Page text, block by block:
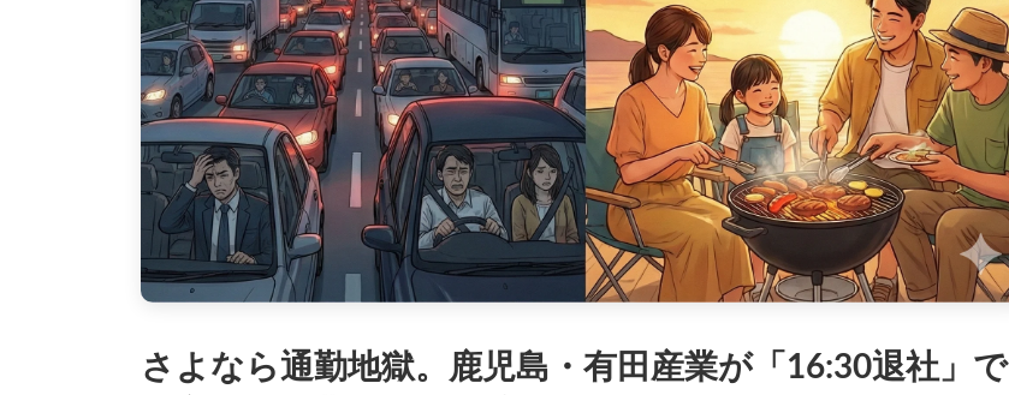
さよなら通勤地獄。鹿児島・有田産業が「16:30退社」で